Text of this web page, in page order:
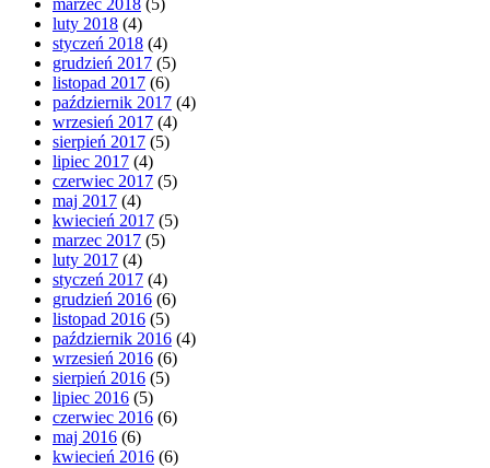
luty 2018 (4)
styczeń 2018 (4)
grudzień 2017 (5)
listopad 2017 (6)
październik 2017 (4)
wrzesień 2017 (4)
sierpień 2017 (5)
lipiec 2017 (4)
czerwiec 2017 (5)
maj 2017 (4)
kwiecień 2017 (5)
marzec 2017 (5)
luty 2017 (4)
styczeń 2017 (4)
grudzień 2016 (6)
listopad 2016 (5)
październik 2016 (4)
wrzesień 2016 (6)
sierpień 2016 (5)
lipiec 2016 (5)
czerwiec 2016 (6)
maj 2016 (6)
kwiecień 2016 (6)